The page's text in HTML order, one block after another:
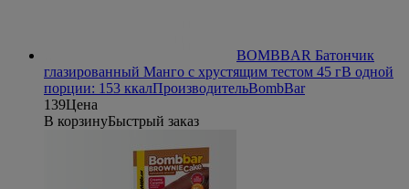
BOMBBAR Батончик
глазированный Манго с хрустящим тестом 45 гВ одной
порции: 153 ккалПроизводительBombBar
139Цена
В корзинуБыстрый заказ